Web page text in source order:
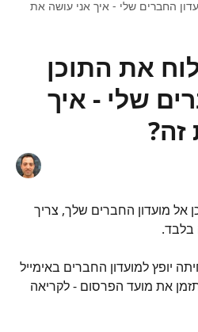
החברים שלי - איך אני עושה את
את התוכן
שלי - איך
זה?
אל מועדון החברים שלך, צריך
בלבד.
יופץ למועדון החברים באימייל
את מועד הפרסום - לקריאה